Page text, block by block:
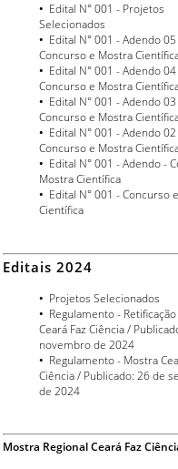
• Edital N° 001 - Projetos
Selecionados
• Edital N° 001 - Adendo
Concurso e Mostra
• Edital N° 001 - Adendo
Concurso e Mostra
• Edital N° 001 - Adendo
Concurso e Mostra
• Edital N° 001 - Adendo
Concurso e Mostra
• Edital N° 001 - Adendo -
Mostra Científica
• Edital N° 001 - Concurso
Científica
Editais 2024
• Projetos Selecionados
• Regulamento -
Ceará Faz Ciência /
novembro de 2024
• Regulamento - Mostra
Ciência / Publicado: 26 de
de 2024
Mostra Regional Ceará Faz